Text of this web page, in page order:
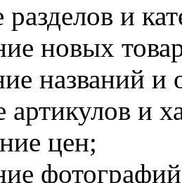
разделов и
новых
названий и
артикулов и
цен;